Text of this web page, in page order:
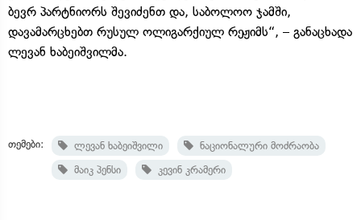
ბევრ პარტნიორს შევიძენთ და, საბოლოო ჯამში,
დავამარცხებთ რუსულ ოლიგარქიულ რეჟიმს“, – განაცხადა
ლევან ხაბეიშვილმა.
თემები: ლევან ხაბეიშვილი
ნაციონალური მოძრაობა
მაიკ პენსი
კევინ კრამერი